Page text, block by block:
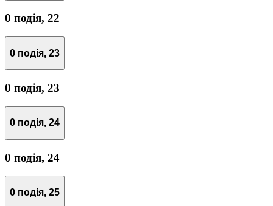
0 подія, 22
0 подія, 23
0 подія, 23
0 подія, 24
0 подія, 24
0 подія, 25